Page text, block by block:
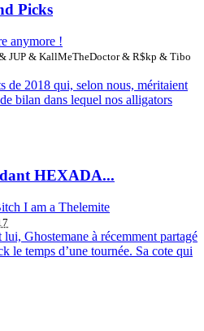
Picks
anymore !
JUP & KallMeTheDoctor & R$kp & Tibo
de 2018 qui, selon nous, méritaient
bilan dans lequel nos alligators
HEXADA...
I am a Thelemite
Ghostemane à récemment partagé
le temps d’une tournée. Sa cote qui